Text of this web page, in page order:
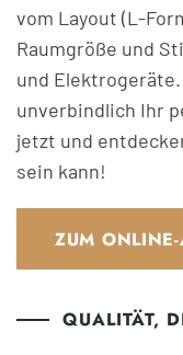
vom Layout (L-
Raumgröße und
und
unverbindlich Ihr
jetzt und
sein kann!
ZUM
QUALITÄT,